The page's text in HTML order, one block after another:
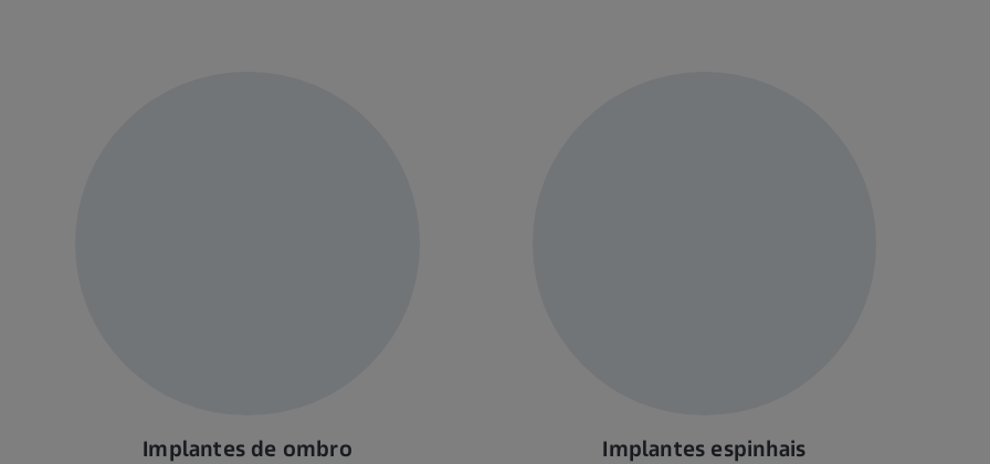
Implantes de ombro Implantes espinhais